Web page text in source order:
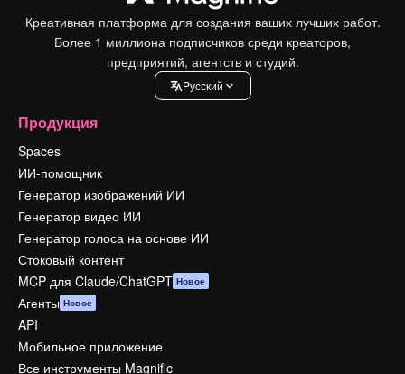
Креативная платформа для создания ваших лучших работ.
Более 1 миллиона подписчиков среди креаторов,
предприятий, агентств и студий.
Pусский
Продукция
Spaces
ИИ-помощник
Генератор изображений ИИ
Генератор видео ИИ
Генератор голоса на основе ИИ
Стоковый контент
MCP для Claude/ChatGPT Новое
Агенты Новое
API
Мобильное приложение
Все инструменты Magnific